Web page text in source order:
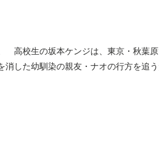
校生の坂本ケンジは、東京・秋葉原
消した幼馴染の親友・ナオの行方を追